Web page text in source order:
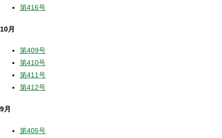
第416号
10月
第409号
第410号
第411号
第412号
9月
第405号